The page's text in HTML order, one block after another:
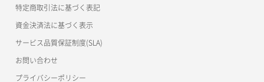
特定商取引法に基づく表記
資金決済法に基づく表示
サービス品質保証制度(SLA)
お問い合わせ
プライバシーポリシー